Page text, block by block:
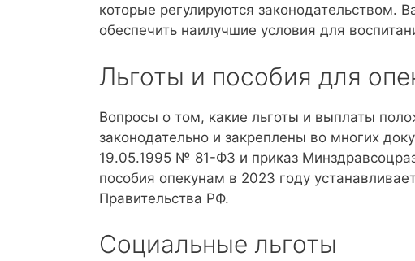
которые регулируются законодательством.
обеспечить наилучшие условия для
Льготы и пособия для
Вопросы о том, какие льготы и выплаты
законодательно и закреплены во многих
19.05.1995 № 81-ФЗ и приказ
пособия опекунам в 2023 году
Правительства РФ.
Социальные льготы